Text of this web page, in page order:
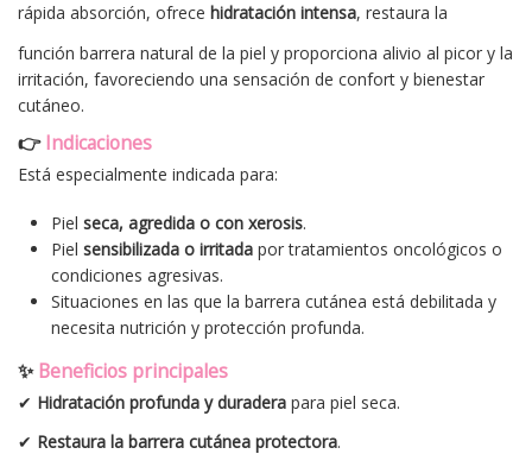
rápida absorción, ofrece hidratación intensa, restaura la
función barrera natural de la piel y proporciona alivio al picor y la
irritación, favoreciendo una sensación de confort y bienestar
cutáneo.
👉Indicaciones
Está especialmente indicada para:
Piel seca, agredida o con xerosis.
Piel sensibilizada o irritada por tratamientos oncológicos o
condiciones agresivas.
Situaciones en las que la barrera cutánea está debilitada y
necesita nutrición y protección profunda.
✨Beneficios principales
✔ Hidratación profunda y duradera para piel seca.
✔ Restaura la barrera cutánea protectora.